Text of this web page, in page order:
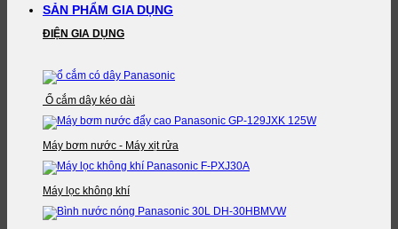
SẢN PHẨM GIA DỤNG
ĐIỆN GIA DỤNG
Ổ cắm dây kéo dài
Máy bơm nước - Máy xịt rửa
Máy lọc không khí